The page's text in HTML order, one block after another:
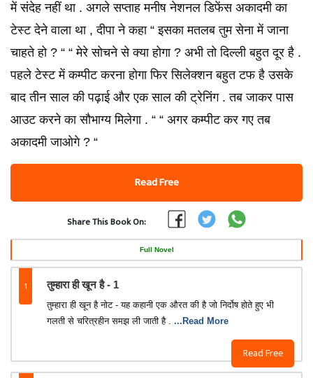
में संदेह नहीं था . अगले सप्ताह मनीष नेशनल डिफेंस अकादमी का
टेस्ट देने वाला था , दीपा ने कहा “ इसका मतलब तुम सेना में जाना
चाहते हो ? “ “ मेरे सोचने से क्या होगा ? अभी तो दिल्ली बहुत दूर है .
पहले टेस्ट में कम्पीट करना होगा फिर सिलेक्शन बहुत टफ है उसके
बाद तीन साल की पढ़ाई और एक साल की ट्रेनिंग . तब जाकर पास
आउट करने का सौभाग्य मिलेगा . “ “ अगर कम्पीट कर गए तब
अकादमी जाओगे ? “
Read Free
Share This Book On:
Full Novel
1 तुम्हारा ही खून है - 1
Read Free
तुम्हारा ही खून है नोट - यह कहानी एक औरत की है जो निर्दोष होते हुए भी
गलती से चरित्रहीन समझ ली जाती है . ...Read More